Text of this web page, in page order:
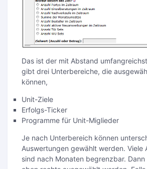
Das ist der mit Abstand
gibt drei Unterbereiche, die
können,
Unit-Ziele
Erfolgs-Ticker
Programme für Unit-Miglieder
Je nach Unterbereich können
Auswertungen gewählt werden. Viele
sind nach Monaten begrenzbar.